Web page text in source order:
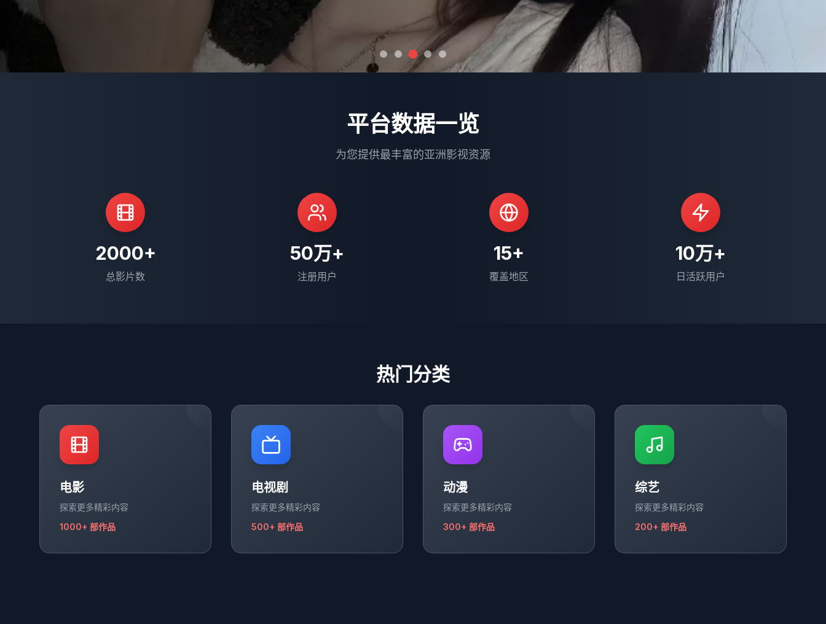
平台数据一览
为您提供最丰富的亚洲影视资源
2000+
总影片数
50万+
注册用户
15+
覆盖地区
10万+
日活跃用户
热门分类
电影
探索更多精彩内容
1000+ 部作品
电视剧
探索更多精彩内容
500+ 部作品
动漫
探索更多精彩内容
300+ 部作品
综艺
探索更多精彩内容
200+ 部作品